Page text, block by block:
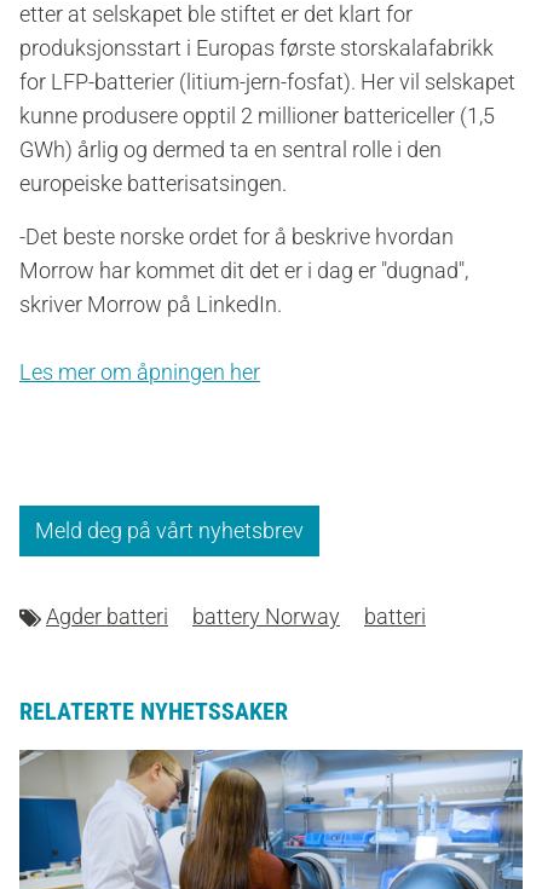
etter at selskapet ble stiftet er det klart for
produksjonsstart i Europas første storskalafabrikk
for LFP-batterier (litium-jern-fosfat). Her vil selskapet
kunne produsere opptil 2 millioner battericeller (1,5
GWh) årlig og dermed ta en sentral rolle i den
europeiske batterisatsingen.
-Det beste norske ordet for å beskrive hvordan
Morrow har kommet dit det er i dag er "dugnad",
skriver Morrow på LinkedIn.
Les mer om åpningen her
Meld deg på vårt nyhetsbrev
Agder batteri battery Norway batteri
RELATERTE NYHETSSAKER